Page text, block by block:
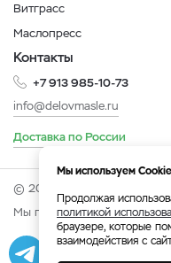
Витграсс
Маслопресс
Контакты
+7 913 985-10-73
info@delovmasle.ru
Доставка по России
© 2026 Интернет-магазин
Мы принимаем:
Разработка Веб-
Мы используем
Продолжая
политикой
браузере, которые
взаимодействия с